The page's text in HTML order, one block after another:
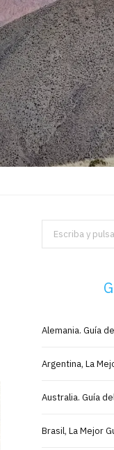
Search
for:
Alemania. Guía
Argentina, La
Australia. Guía
Brasil, La Mejor